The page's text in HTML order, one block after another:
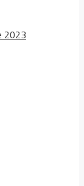
2023